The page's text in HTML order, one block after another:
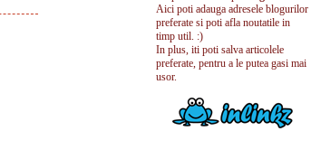
Aici poti adauga adresele blogurilor
preferate si poti afla noutatile in
timp util. :)
In plus, iti poti salva articolele
preferate, pentru a le putea gasi mai
usor.